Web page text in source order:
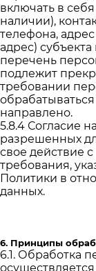
включать в
наличии),
телефона,
адрес)
перечень
подлежит
требовании
направлено.
5.8.4 Согласие
разрешенных
свое действие
требования,
Политики в
данных.
6. Принципы
6.1. Обработка